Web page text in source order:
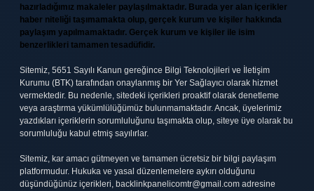
hazırladığımız makaleler paylaşılmaktadır. Burada yer alan içerikler
haber niteliği taşımamakta olup, gerçek kurum ve kişiler hakkında
paylaşım yapılmamaktadır. Gerçek kurum ve kişiler ile isim
benzerlikleri tamamen tesadüfidir.
Sitemiz, 5651 Sayılı Kanun gereğince Bilgi Teknolojileri ve İletişim
Kurumu (BTK) tarafından onaylanmış bir Yer Sağlayıcı olarak hizmet
vermektedir. Bu nedenle, sitedeki içerikleri proaktif olarak denetleme
veya araştırma yükümlülüğümüz bulunmamaktadır. Ancak, üyelerimiz
yazdıkları içeriklerin sorumluluğunu taşımakta olup, siteye üye olarak bu
sorumluluğu kabul etmiş sayılırlar.
Sitemiz, kar amacı gütmeyen ve tamamen ücretsiz bir bilgi paylaşım
platformudur. Hukuka ve yasal düzenlemelere aykırı olduğunu
düşündüğünüz içerikleri, backlinkpanelicomtr@gmail.com adresine